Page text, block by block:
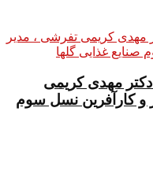
مهدی کریمی
کارآفرین نسل سوم